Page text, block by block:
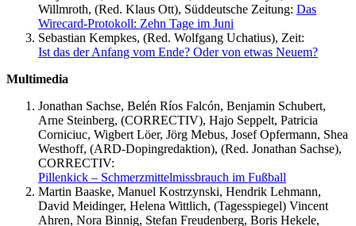
Willmroth, (Red. Klaus Ott), Süddeutsche Zeitung: Das
Wirecard-Protokoll: Zehn Tage im Juni
Sebastian Kempkes, (Red. Wolfgang Uchatius), Zeit:
Ist das der Anfang vom Ende? Oder von etwas Neuem?
Multimedia
Jonathan Sachse, Belén Ríos Falcón, Benjamin Schubert,
Arne Steinberg, (CORRECTIV), Hajo Seppelt, Patricia
Corniciuc, Wigbert Löer, Jörg Mebus, Josef Opfermann, Shea
Westhoff, (ARD-Dopingredaktion), (Red. Jonathan Sachse),
CORRECTIV:
Pillenkick – Schmerzmittelmissbrauch im Fußball
Martin Baaske, Manuel Kostrzynski, Hendrik Lehmann,
David Meidinger, Helena Wittlich, (Tagesspiegel) Vincent
Ahren, Nora Binnig, Stefan Freudenberg, Boris Hekele,